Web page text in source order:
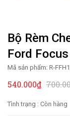
Bộ Rèm
Ford
Mã sản phẩm: R-
540.000₫
Tình trạng : Còn hàng